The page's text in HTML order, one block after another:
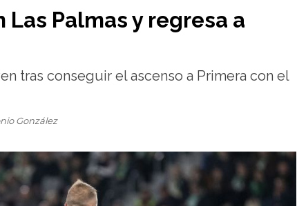
Palmas y regresa a
tras conseguir el ascenso a Primera con el
González